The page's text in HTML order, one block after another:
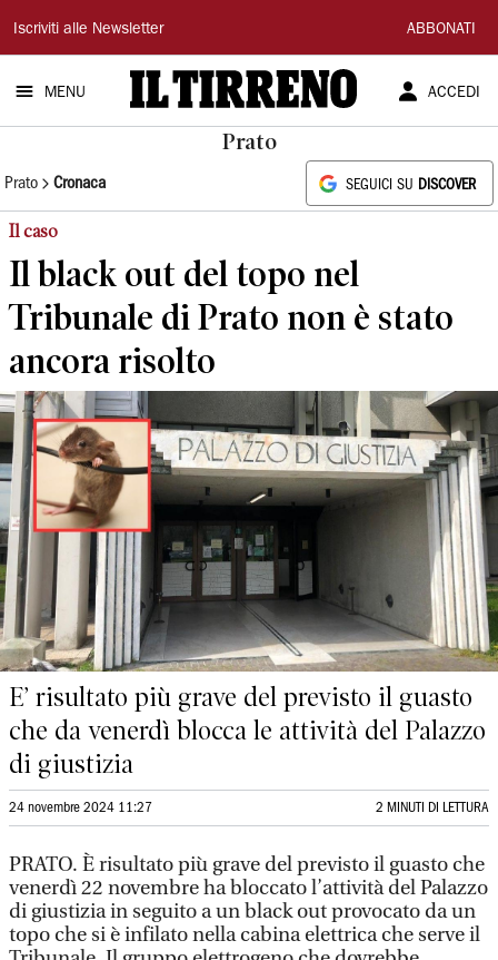
Il
Tirreno
Iscriviti alle Newsletter ABBONATI
MENU ACCEDI
Prato
Prato Cronaca SEGUICI SU DISCOVER
Il caso
Il black out del topo nel
Tribunale di Prato non è stato
ancora risolto
E’ risultato più grave del previsto il guasto
che da venerdì blocca le attività del Palazzo
di giustizia
24 novembre 2024 11:27 2 MINUTI DI LETTURA
PRATO. È risultato più grave del previsto il guasto che
venerdì 22 novembre ha bloccato l’attività del Palazzo
di giustizia in seguito a un black out provocato da un
topo che si è infilato nella cabina elettrica che serve il